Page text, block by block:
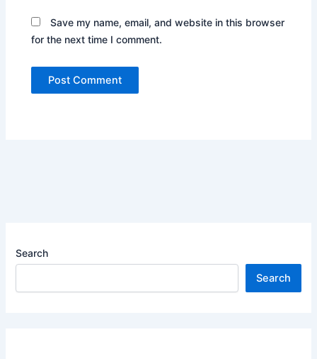
Save my name, email, and website in this browser
for the next time I comment.
Search
Search